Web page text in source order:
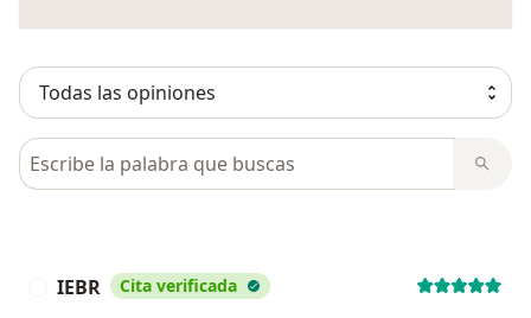
Busca en opiniones
IEBR Cita verificada